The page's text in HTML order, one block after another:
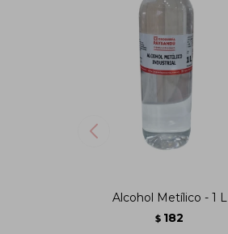
Alcohol Metílico - 1 L
$ 182